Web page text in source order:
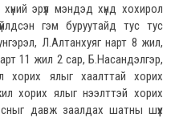
эрүүл мэндэд хүнд хохирол
гэм буруутайд тус тус
Л.Алтанхуяг нарт 8 жил,
11 жил 2 сар, Б.Насандэлгэр,
хорих ялыг хаалттай хорих
хорих ялыг нээлттэй хорих
давж заалдах шатны шүүх